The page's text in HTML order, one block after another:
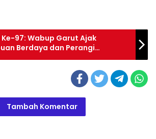
Ke-97: Wabup Garut Ajak
Berdaya dan Perangi
Dini
Tambah Komentar